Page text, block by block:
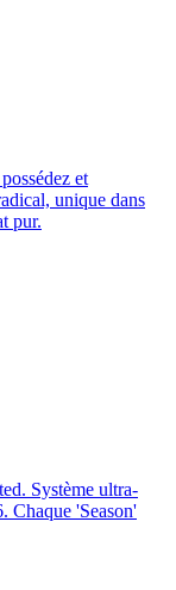
et
unique dans
pur.
Système ultra-
Chaque 'Season'